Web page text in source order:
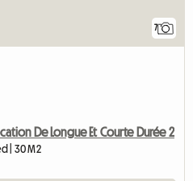
7
De Longue Et Courte Durée 2
| 30 M2